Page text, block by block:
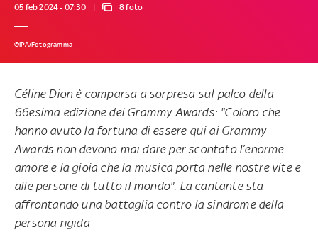
05 feb 2024 - 07:30 8 foto
©IPA/Fotogramma
Céline Dion è comparsa a sorpresa sul palco della
66esima edizione dei Grammy Awards: "Coloro che
hanno avuto la fortuna di essere qui ai Grammy
Awards non devono mai dare per scontato l’enorme
amore e la gioia che la musica porta nelle nostre vite e
alle persone di tutto il mondo". La cantante sta
affrontando una battaglia contro la sindrome della
persona rigida